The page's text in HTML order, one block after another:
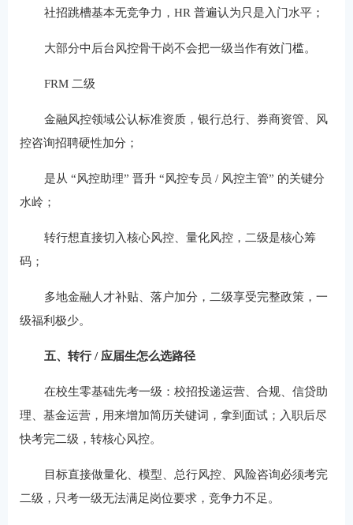
社招跳槽基本无竞争力，HR 普遍认为只是入门水平；
大部分中后台风控骨干岗不会把一级当作有效门槛。
FRM 二级
金融风控领域公认标准资质，银行总行、券商资管、风
控咨询招聘硬性加分；
是从 “风控助理” 晋升 “风控专员 / 风控主管” 的关键分
水岭；
转行想直接切入核心风控、量化风控，二级是核心筹
码；
多地金融人才补贴、落户加分，二级享受完整政策，一
级福利极少。
五、转行 / 应届生怎么选路径
在校生零基础先考一级：校招投递运营、合规、信贷助
理、基金运营，用来增加简历关键词，拿到面试；入职后尽
快考完二级，转核心风控。
目标直接做量化、模型、总行风控、风险咨询必须考完
二级，只考一级无法满足岗位要求，竞争力不足。